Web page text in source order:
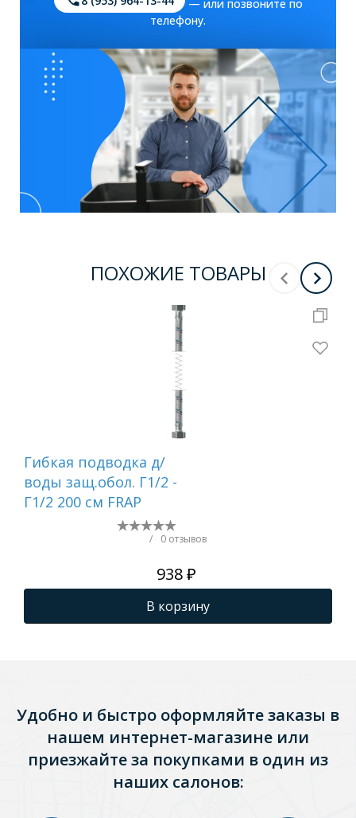
— или позвоните по
телефону.
ПОХОЖИЕ ТОВАРЫ
Гибкая подводка д/
воды защ.обол. Г1/2 -
Г1/2 200 см FRAP
/ 0 отзывов
938 ₽
В корзину
Удобно и быстро оформляйте заказы в
нашем интернет-магазине или
приезжайте за покупками в один из
наших салонов: